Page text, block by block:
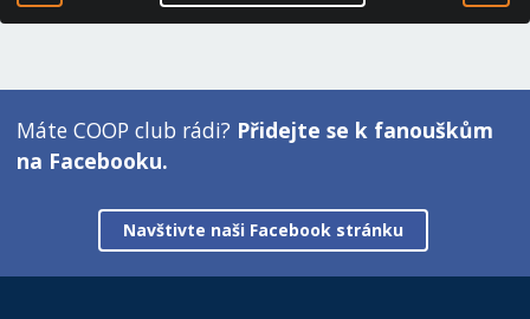
Máte COOP club rádi? Přidejte se k fanouškům
na Facebooku.
Navštivte naši Facebook stránku